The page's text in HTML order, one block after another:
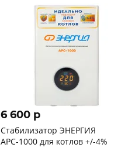
6 600 p
Стабилизатор ЭНЕРГИЯ
АРС-1000 для котлов +/-4%